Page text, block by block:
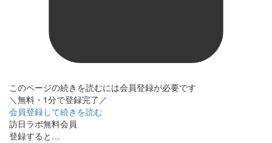
このページの続きを読むには会員登録が必要です
＼無料・1分で登録完了／
会員登録して続きを読む
訪日ラボ無料会員
登録すると…